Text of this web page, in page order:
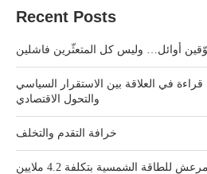
Recent Posts
أوائل… وليس كل المتعثّرين فاشلين
قراءة في العلاقة بين الاستقرار السياسي
والتحول الاقتصادي
خرافة التقدم والتخلف
تركيا تفتتح محطة كهرمان مرعش للطاقة الشمسية بتكلفة 4.2 ملايين